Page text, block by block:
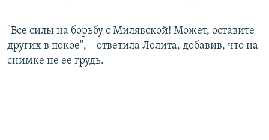
"Все силы на борьбу с Милявской! Может, оставите
других в покое", – ответила Лолита, добавив, что на
снимке не ее грудь.